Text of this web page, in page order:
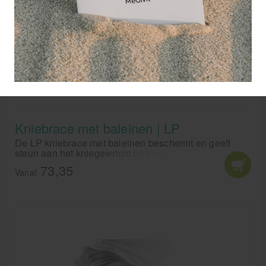
Kniebrace met baleinen | LP
De LP kniebrace met baleinen beschermt en geeft
steun aan het kniegewricht bij blessures of na een
Vanaf 73,35